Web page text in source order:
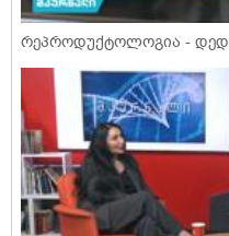
რეპროდუქტოლოგია -